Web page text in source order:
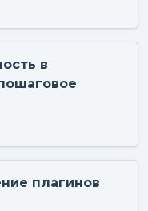
в
плагинов